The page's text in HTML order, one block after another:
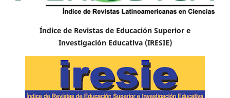
Índice de Revistas de Educación Superior e
Investigación Educativa (IRESIE)